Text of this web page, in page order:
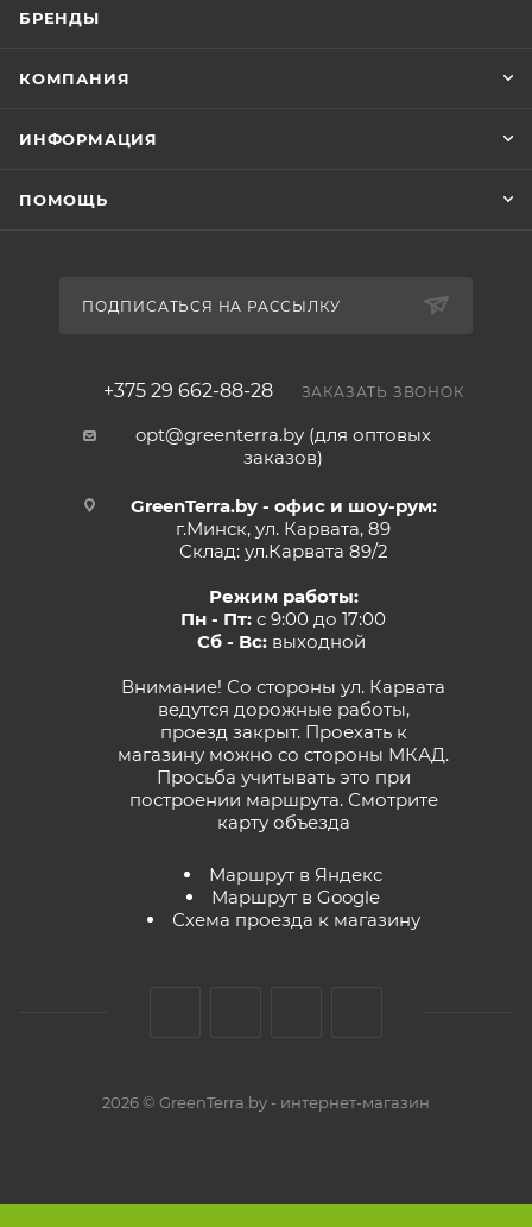
БРЕНДЫ
КОМПАНИЯ
ИНФОРМАЦИЯ
ПОМОЩЬ
ПОДПИСАТЬСЯ НА РАССЫЛКУ
+375 29 662-88-28 ЗАКАЗАТЬ ЗВОНОК
opt@greenterra.by (для оптовых
заказов)
GreenTerra.by - офис и шоу-рум:
г.Минск, ул. Карвата, 89
Склад: ул.Карвата 89/2
Режим работы:
Пн - Пт: с 9:00 до 17:00
Сб - Вс:выходной
Внимание! Со стороны ул. Карвата
ведутся дорожные работы,
проезд закрыт. Проехать к
магазину можно со стороны МКАД.
Просьба учитывать это при
построении маршрута. Смотрите
карту объезда
Маршрут в Яндекс
Маршрут в Google
Схема проезда к магазину
2026 © GreenTerra.by - интернет-магазин